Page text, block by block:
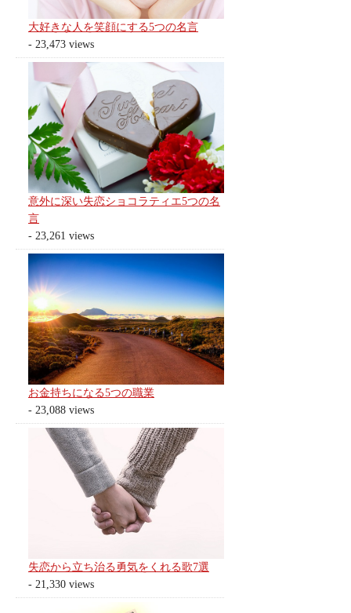
大好きな人を笑顔にする5つの名言
- 23,473 views
意外に深い失恋ショコラティエ5つの名
言
- 23,261 views
お金持ちになる5つの職業
- 23,088 views
失恋から立ち治る勇気をくれる歌7選
- 21,330 views